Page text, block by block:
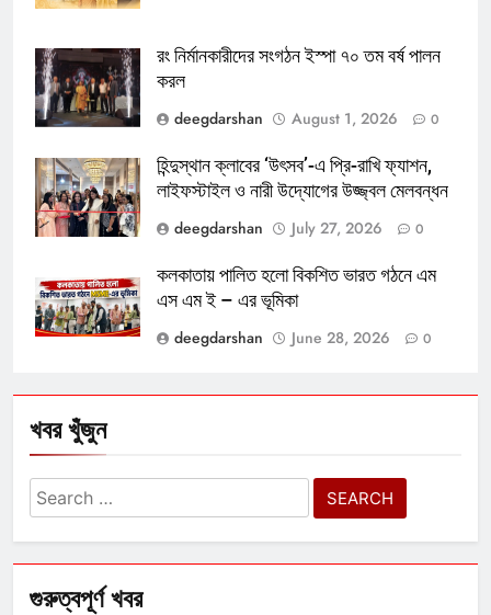
রং নির্মানকারীদের সংগঠন ইস্পা ৭০ তম বর্ষ পালন
করল
deegdarshan
August 1, 2026 0
হিন্দুস্থান ক্লাবের ‘উৎসব’-এ প্রি-রাখি ফ্যাশন,
লাইফস্টাইল ও নারী উদ্যোগের উজ্জ্বল মেলবন্ধন
deegdarshan
July 27, 2026 0
কলকাতায় পালিত হলো বিকশিত ভারত গঠনে এম
এস এম ই – এর ভূমিকা
deegdarshan
June 28, 2026 0
খবর খুঁজুন
Search
for:
গুরুত্বপূর্ণ খবর